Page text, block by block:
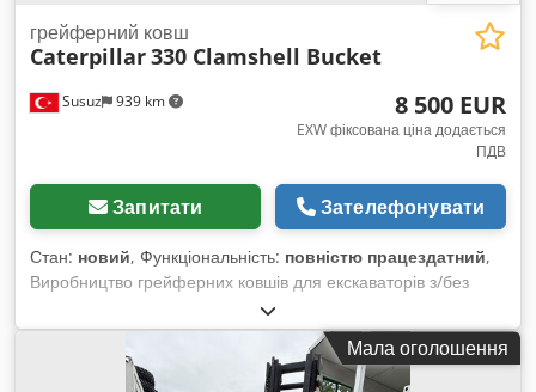
Susuz 939 km
грейферний ковш
Caterpillar330 Clamshell Bucket
8 500 EUR
EXW фіксована ціна додається
ПДВ
Запитати Зателефонувати
Стан: новий, Функціональність: повністю працездатний,
Виробництво грейферних ковшів для екскаваторів з/без
обертання Для отримання детальної інформації, будь
ласка, зв’яжіться з нами. Djdoy Spn Ijpfx Al Aswa
Мала оголошення